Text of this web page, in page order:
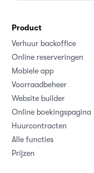
Product
Verhuur backoffice
Online reserveringen
Mobiele app
Voorraadbeheer
Website builder
Online boekingspagina
Huurcontracten
Alle functies
Prijzen